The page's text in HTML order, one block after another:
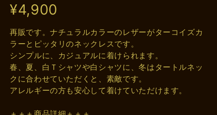
¥4,900
再販です。ナチュラルカラーのレザーがターコイズカ
ラーとピッタリのネックレスです。
シンプルに、カジュアルに着けられます。
春、夏、白Ｔシャツや白シャツに、冬はタートルネッ
クに合わせていただくと、素敵です。
アレルギーの方も安心して着けていただけます。